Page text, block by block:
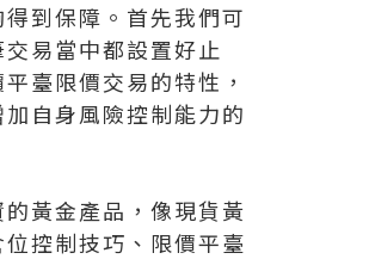
到保障。首先我們可
易當中都設置好止
臺限價交易的特性，
自身風險控制能力的
黃金產品，像現貨黃
控制技巧、限價平臺